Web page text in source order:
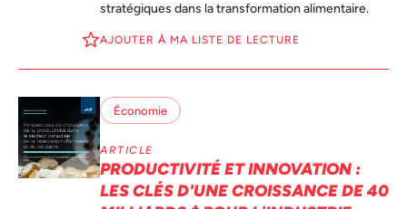
stratégiques dans la transformation alimentaire.
AJOUTER À MA LISTE DE LECTURE
Économie
ARTICLE
PRODUCTIVITÉ ET INNOVATION :
LES CLÉS D'UNE CROISSANCE DE 40